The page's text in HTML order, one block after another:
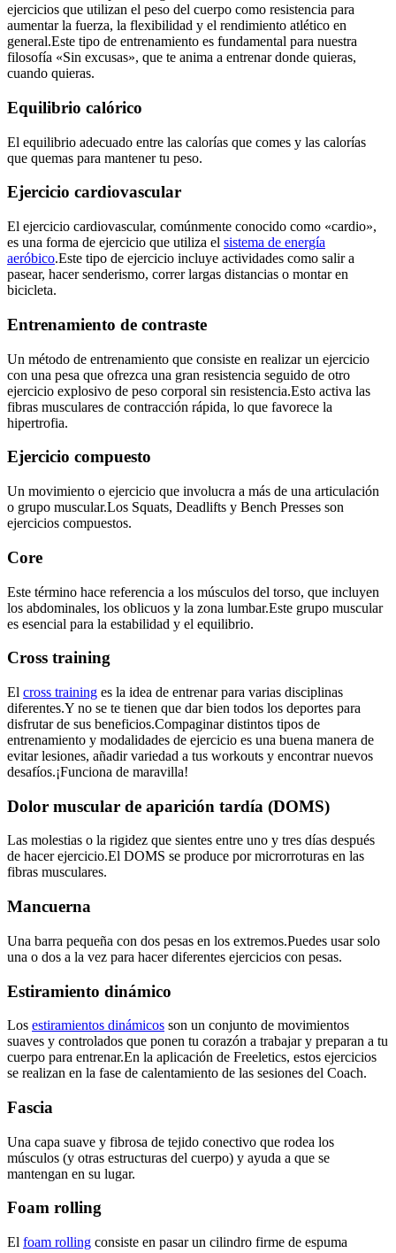
ejercicios que utilizan el peso del cuerpo como resistencia para
aumentar la fuerza, la flexibilidad y el rendimiento atlético en
general.Este tipo de entrenamiento es fundamental para nuestra
filosofía «Sin excusas», que te anima a entrenar donde quieras,
cuando quieras.
Equilibrio calórico
El equilibrio adecuado entre las calorías que comes y las calorías
que quemas para mantener tu peso.
Ejercicio cardiovascular
El ejercicio cardiovascular, comúnmente conocido como «cardio»,
es una forma de ejercicio que utiliza el sistema de energía
aeróbico.Este tipo de ejercicio incluye actividades como salir a
pasear, hacer senderismo, correr largas distancias o montar en
bicicleta.
Entrenamiento de contraste
Un método de entrenamiento que consiste en realizar un ejercicio
con una pesa que ofrezca una gran resistencia seguido de otro
ejercicio explosivo de peso corporal sin resistencia.Esto activa las
fibras musculares de contracción rápida, lo que favorece la
hipertrofia.
Ejercicio compuesto
Un movimiento o ejercicio que involucra a más de una articulación
o grupo muscular.Los Squats, Deadlifts y Bench Presses son
ejercicios compuestos.
Core
Este término hace referencia a los músculos del torso, que incluyen
los abdominales, los oblicuos y la zona lumbar.Este grupo muscular
es esencial para la estabilidad y el equilibrio.
Cross training
El cross training es la idea de entrenar para varias disciplinas
diferentes.Y no se te tienen que dar bien todos los deportes para
disfrutar de sus beneficios.Compaginar distintos tipos de
entrenamiento y modalidades de ejercicio es una buena manera de
evitar lesiones, añadir variedad a tus workouts y encontrar nuevos
desafíos.¡Funciona de maravilla!
Dolor muscular de aparición tardía (DOMS)
Las molestias o la rigidez que sientes entre uno y tres días después
de hacer ejercicio.El DOMS se produce por microrroturas en las
fibras musculares.
Mancuerna
Una barra pequeña con dos pesas en los extremos.Puedes usar solo
una o dos a la vez para hacer diferentes ejercicios con pesas.
Estiramiento dinámico
Los estiramientos dinámicos son un conjunto de movimientos
suaves y controlados que ponen tu corazón a trabajar y preparan a tu
cuerpo para entrenar.En la aplicación de Freeletics, estos ejercicios
se realizan en la fase de calentamiento de las sesiones del Coach.
Fascia
Una capa suave y fibrosa de tejido conectivo que rodea los
músculos (y otras estructuras del cuerpo) y ayuda a que se
mantengan en su lugar.
Foam rolling
El foam rolling consiste en pasar un cilindro firme de espuma